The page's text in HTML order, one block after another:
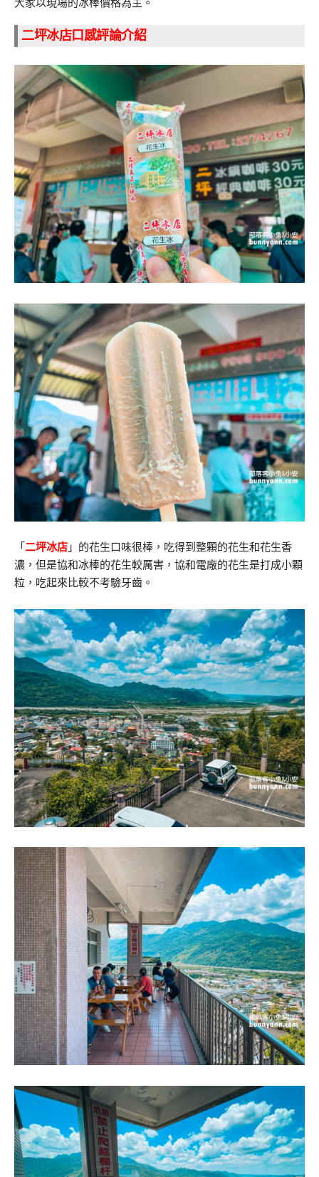
大家以現場的冰棒價格為主。
二坪冰店口感評論介紹
「 二坪冰店 」的花生口味很棒，吃得到整顆的花生和花生香
濃，但是協和冰棒的花生較厲害，協和電廠的花生是打成小顆
粒，吃起來比較不考驗牙齒。